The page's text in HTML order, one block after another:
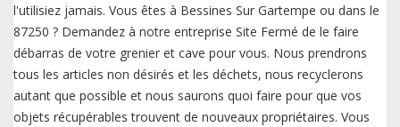
l'utilisiez jamais. Vous êtes à Bessines Sur Gartempe ou dans le
87250 ? Demandez à notre entreprise Site Fermé de le faire
débarras de votre grenier et cave pour vous. Nous prendrons
tous les articles non désirés et les déchets, nous recyclerons
autant que possible et nous saurons quoi faire pour que vos
objets récupérables trouvent de nouveaux propriétaires. Vous